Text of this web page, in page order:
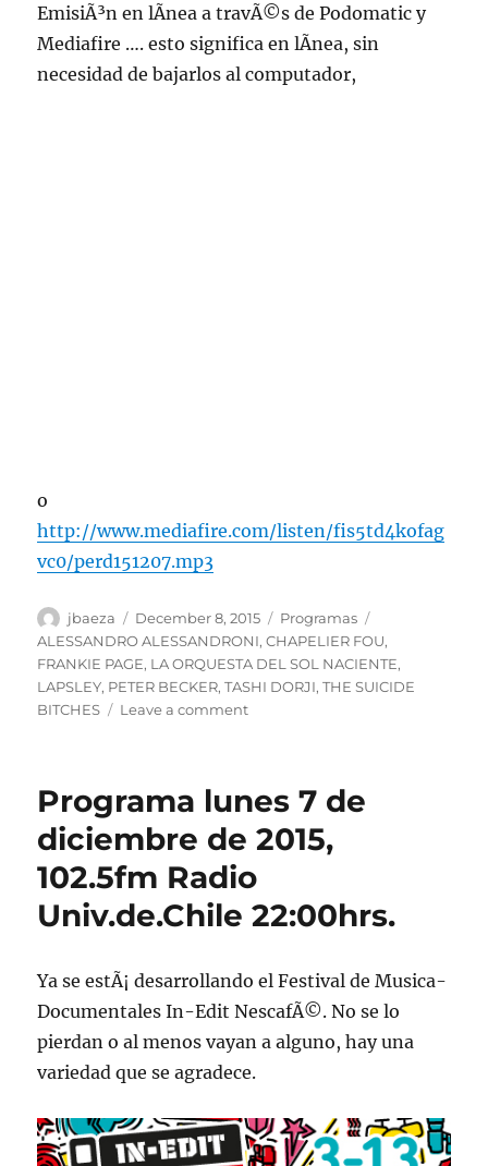
EmisiÃ³n en lÃ­nea a travÃ©s de Podomatic y
Mediafire …. esto significa en lÃ­nea, sin
necesidad de bajarlos al computador,
o
http://www.mediafire.com/listen/fis5td4kofag
vc0/perd151207.mp3
Author
jbaeza
Posted
on
December 8, 2015 Categories
Programas
ALESSANDRO ALESSANDRONI,CHAPELIER FOU,
FRANKIE PAGE, LA ORQUESTA DEL SOL NACIENTE,
LAPSLEY, PETER BECKER,TASHI DORJI,THE SUICIDE
BITCHES
Leave a commenton
emisiÃ³n
lunes
7
de
dic
Programa lunes 7 de
diciembre de 2015,
102.5fm Radio
Univ.de.Chile 22:00hrs.
Ya se estÃ¡ desarrollando el Festival de Musica-
Documentales In-Edit NescafÃ©. No se lo
pierdan o al menos vayan a alguno, hay una
variedad que se agradece.